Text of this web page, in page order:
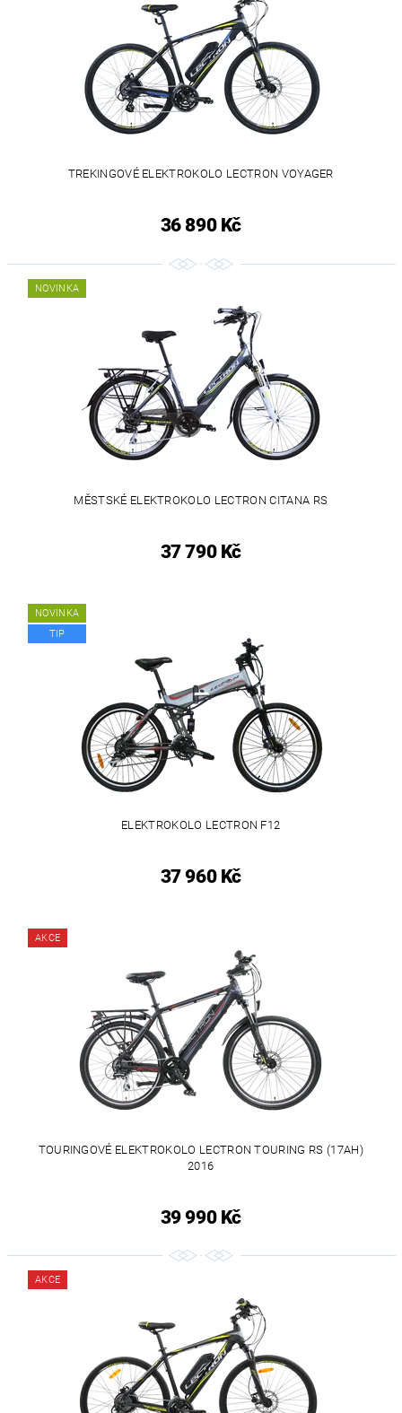
TREKINGOVÉ ELEKTROKOLO LECTRON VOYAGER
36 890 Kč
NOVINKA
MĚSTSKÉ ELEKTROKOLO LECTRON CITANA RS
37 790 Kč
NOVINKA
TIP
ELEKTROKOLO LECTRON F12
37 960 Kč
AKCE
TOURINGOVÉ ELEKTROKOLO LECTRON TOURING RS (17AH)
2016
39 990 Kč
AKCE